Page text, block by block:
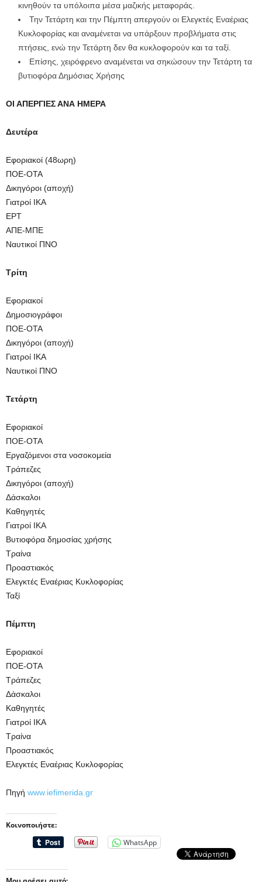
κινηθούν τα υπόλοιπα μέσα μαζικής μεταφοράς.
Την Τετάρτη και την Πέμπτη απεργούν οι Ελεγκτές Εναέριας
Κυκλοφορίας και αναμένεται να υπάρξουν προβλήματα στις
πτήσεις, ενώ την Τετάρτη δεν θα κυκλοφορούν και τα ταξί.
Επίσης, χειρόφρενο αναμένεται να σηκώσουν την Τετάρτη τα
βυτιοφόρα Δημόσιας Χρήσης
ΟΙ ΑΠΕΡΓΙΕΣ ΑΝΑ ΗΜΕΡΑ
Δευτέρα
Εφοριακοί (48ωρη)
ΠΟΕ-ΟΤΑ
Δικηγόροι (αποχή)
Γιατροί ΙΚΑ
ΕΡΤ
ΑΠΕ-ΜΠΕ
Ναυτικοί ΠΝΟ
Τρίτη
Εφοριακοί
Δημοσιογράφοι
ΠΟΕ-ΟΤΑ
Δικηγόροι (αποχή)
Γιατροί ΙΚΑ
Ναυτικοί ΠΝΟ
Τετάρτη
Εφοριακοί
ΠΟΕ-ΟΤΑ
Εργαζόμενοι στα νοσοκομεία
Τράπεζες
Δικηγόροι (αποχή)
Δάσκαλοι
Καθηγητές
Γιατροί ΙΚΑ
Βυτιοφόρα δημοσίας χρήσης
Τραίνα
Προαστιακός
Ελεγκτές Εναέριας Κυκλοφορίας
Ταξί
Πέμπτη
Εφοριακοί
ΠΟΕ-ΟΤΑ
Τράπεζες
Δάσκαλοι
Καθηγητές
Γιατροί ΙΚΑ
Τραίνα
Προαστιακός
Ελεγκτές Εναέριας Κυκλοφορίας
Πηγή www.iefimerida.gr
Κοινοποιήστε:
WhatsApp